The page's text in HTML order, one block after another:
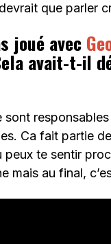
que parler
joué avec
avait-t-il
sont
Ca fait partie
peux te sentir
mais au final,